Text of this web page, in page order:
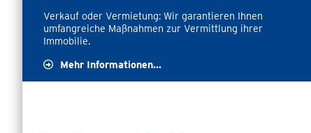
Verkauf oder Vermietung: Wir garantieren Ihnen
umfangreiche Maßnahmen zur Vermittlung ihrer
Immobilie.
Mehr Informationen...